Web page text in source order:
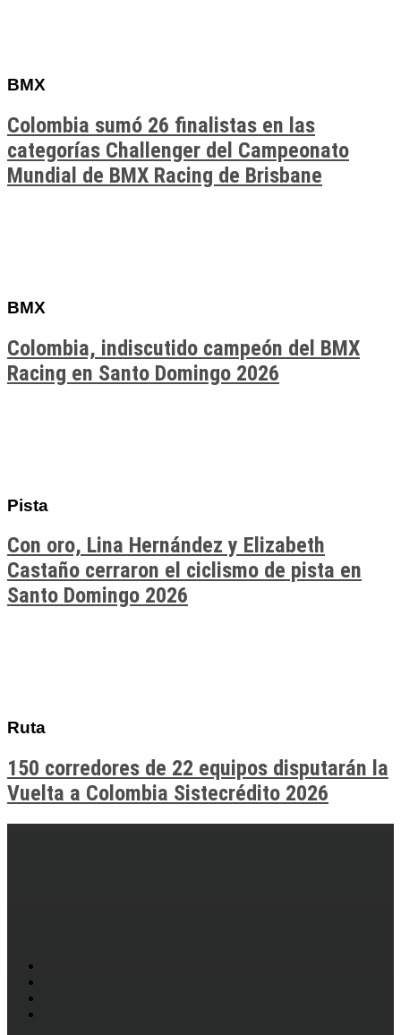
BMX
Colombia sumó 26 finalistas en las
categorías Challenger del Campeonato
Mundial de BMX Racing de Brisbane
BMX
Colombia, indiscutido campeón del BMX
Racing en Santo Domingo 2026
Pista
Con oro, Lina Hernández y Elizabeth
Castaño cerraron el ciclismo de pista en
Santo Domingo 2026
Ruta
150 corredores de 22 equipos disputarán la
Vuelta a Colombia Sistecrédito 2026